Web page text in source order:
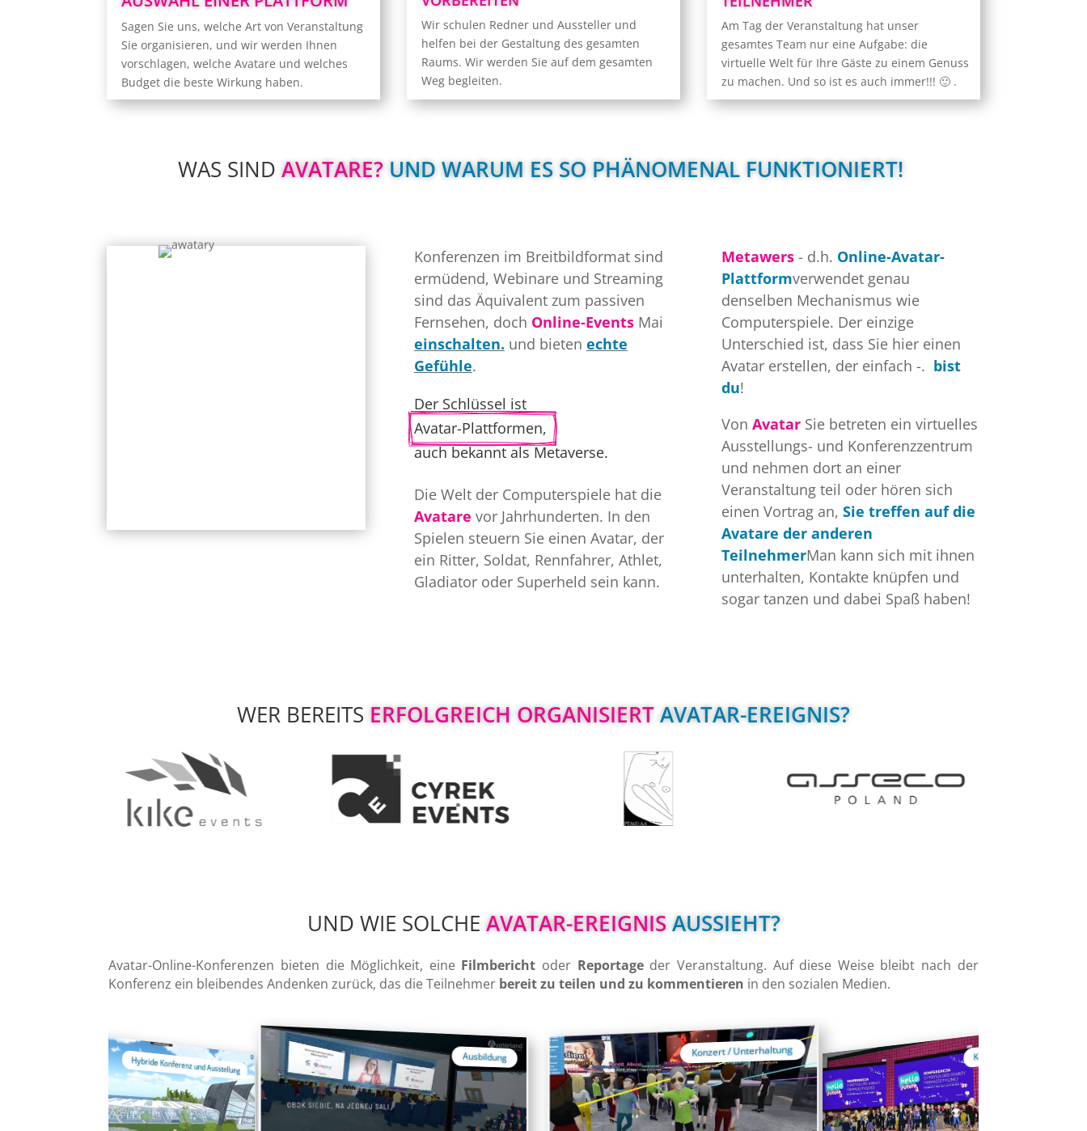
Sagen Sie uns, welche Art von Veranstaltung
Sie organisieren, und wir werden Ihnen
vorschlagen, welche Avatare und welches
Budget die beste Wirkung haben.
nutzen und Ihnen viele unvergessliche
Erlebnisse bescheren.
Wir schulen Redner und Aussteller und
helfen bei der Gestaltung des gesamten
Raums. Wir werden Sie auf dem gesamten
Weg begleiten.
Ja, genau wie in der realen Welt!
Am Tag der Veranstaltung hat unser
gesamtes Team nur eine Aufgabe: die
virtuelle Welt für Ihre Gäste zu einem Genuss
zu machen. Und so ist es auch immer!!! 🙂 .
Und am Ende gibt es immer eine tolle
Überraschungsattraktion, die allen
Teilnehmern noch lange in Erinnerung
bleiben wird!
WAS SIND AVATARE? UND WARUM ES SO PHÄNOMENAL FUNKTIONIERT!
Konferenzen im Breitbildformat sind
ermüdend, Webinare und Streaming
sind das Äquivalent zum passiven
Fernsehen, doch Online-EventsMai
einschalten. und bieten echte
Gefühle.
Der Schlüssel ist
Avatar-Plattformen,
auch bekannt als Metaverse.
Die Welt der Computerspiele hat die
Avatare vor Jahrhunderten. In den
Spielen steuern Sie einen Avatar, der
ein Ritter, Soldat, Rennfahrer, Athlet,
Gladiator oder Superheld sein kann.
Metawers - d.h. Online-Avatar-
Plattformverwendet genau
denselben Mechanismus wie
Computerspiele. Der einzige
Unterschied ist, dass Sie hier einen
Avatar erstellen, der einfach -. bist
du!
Von AvatarSie betreten ein virtuelles
Ausstellungs- und Konferenzzentrum
und nehmen dort an einer
Veranstaltung teil oder hören sich
einen Vortrag an, Sie treffen auf die
Avatare der anderen
TeilnehmerMan kann sich mit ihnen
unterhalten, Kontakte knüpfen und
sogar tanzen und dabei Spaß haben!
WER BEREITS ERFOLGREICH ORGANISIERT AVATAR-EREIGNIS?
UND WIE SOLCHE AVATAR-EREIGNIS AUSSIEHT?
Avatar-Online-Konferenzen bieten die Möglichkeit, eine Filmbericht oder Reportageder Veranstaltung. Auf diese Weise bleibt nach der
Konferenz ein bleibendes Andenken zurück, das die Teilnehmer bereit zu teilen und zu kommentieren in den sozialen Medien.
Hybride Konferenz und Ausstellung Ausbildung
Konzert / Unterhaltung Konferenz